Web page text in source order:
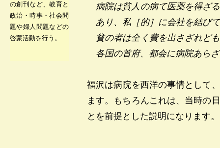
病院は貧人の病て医薬を得ざ
あり、私［的］に会社を結び
貧の者は全く費を出さざれど
各国の首府、都会に病院あら
福沢は病院を西洋の事情として
ます。もちろんこれは、当時の
とを前提とした説明になります。
の創刊など、教育と
政治・時事・社会問
題や婦人問題などの
啓蒙活動を行う。